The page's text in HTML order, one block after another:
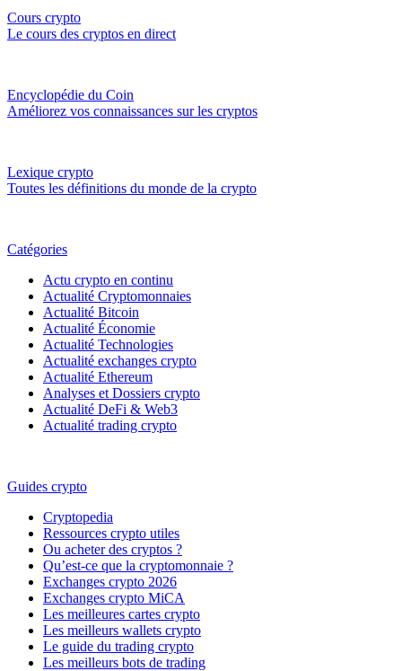
Cours crypto
Le cours des cryptos en direct
Encyclopédie du Coin
Améliorez vos connaissances sur les cryptos
Lexique crypto
Toutes les définitions du monde de la crypto
Catégories
Actu crypto en continu
Actualité Cryptomonnaies
Actualité Bitcoin
Actualité Économie
Actualité Technologies
Actualité exchanges crypto
Actualité Ethereum
Analyses et Dossiers crypto
Actualité DeFi & Web3
Actualité trading crypto
Guides crypto
Cryptopedia
Ressources crypto utiles
Ou acheter des cryptos ?
Qu’est-ce que la cryptomonnaie ?
Exchanges crypto 2026
Exchanges crypto MiCA
Les meilleures cartes crypto
Les meilleurs wallets crypto
Le guide du trading crypto
Les meilleurs bots de trading